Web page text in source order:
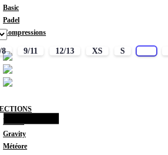
Basic
Padel
Compressions
Fitness
Gravity
Météore
8 9/11 12/13 XS S